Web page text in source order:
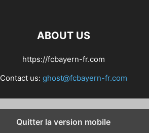
ABOUT US
https://fcbayern-fr.com
Contact us: ghost@fcbayern-fr.com
Quitter la version mobile